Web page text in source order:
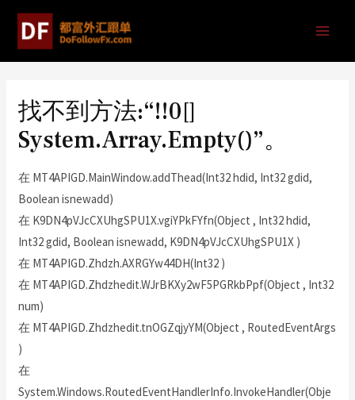
找不到方法:“!!0[]
System.Array.Empty()”。
在 MT4APIGD.MainWindow.addThead(Int32 hdid, Int32 gdid,
Boolean isnewadd)
在 K9DN4pVJcCXUhgSPU1X.vgiYPkFYfn(Object , Int32 hdid,
Int32 gdid, Boolean isnewadd, K9DN4pVJcCXUhgSPU1X )
在 MT4APIGD.Zhdzh.AXRGYw44DH(Int32 )
在 MT4APIGD.Zhdzhedit.WJrBKXy2wF5PGRkbPpf(Object , Int32
num)
在 MT4APIGD.Zhdzhedit.tnOGZqjyYM(Object , RoutedEventArgs
)
在
System.Windows.RoutedEventHandlerInfo.InvokeHandler(Obje